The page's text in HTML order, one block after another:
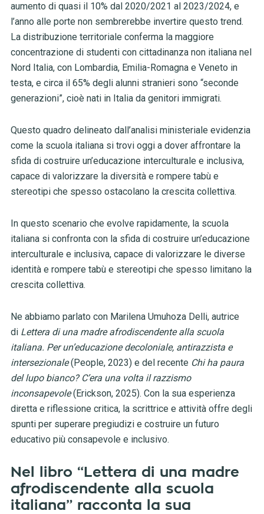
aumento di quasi il 10% dal 2020/2021 al 2023/2024, e
l’anno alle porte non sembrerebbe invertire questo trend.
La distribuzione territoriale conferma la maggiore
concentrazione di studenti con cittadinanza non italiana nel
Nord Italia, con Lombardia, Emilia-Romagna e Veneto in
testa, e circa il 65% degli alunni stranieri sono “seconde
generazioni”, cioè nati in Italia da genitori immigrati.
Questo quadro delineato dall’analisi ministeriale evidenzia
come la scuola italiana si trovi oggi a dover affrontare la
sfida di costruire un’educazione interculturale e inclusiva,
capace di valorizzare la diversità e rompere tabù e
stereotipi che spesso ostacolano la crescita collettiva.
In questo scenario che evolve rapidamente, la scuola
italiana si confronta con la sfida di costruire un’educazione
interculturale e inclusiva, capace di valorizzare le diverse
identità e rompere tabù e stereotipi che spesso limitano la
crescita collettiva.
Ne abbiamo parlato con Marilena Umuhoza Delli, autrice
di Lettera di una madre afrodiscendente alla scuola
italiana. Per un’educazione decoloniale, antirazzista e
intersezionale(People, 2023) e del recente Chi ha paura
del lupo bianco? C’era una volta il razzismo
inconsapevole(Erickson, 2025). Con la sua esperienza
diretta e riflessione critica, la scrittrice e attività offre degli
spunti per superare pregiudizi e costruire un futuro
educativo più consapevole e inclusivo.
Nel libro “Lettera di una madre
afrodiscendente alla scuola
italiana” racconta la sua